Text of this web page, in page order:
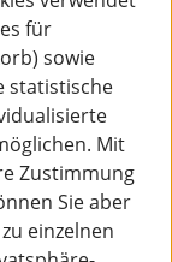
für
sowie
statistische
Mit
Zustimmung
Sie aber
einzelnen